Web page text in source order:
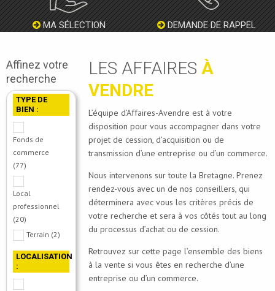
MA SÉLECTION DEMANDE DE RAPPEL
LES AFFAIRESÀ
VENDRE
L’équipe d’Affaires-Avendre est à votre
disposition pour vous accompagner dans votre
projet de cession, d’acquisition ou de
transmission d’une entreprise ou d’un commerce.
Nous intervenons sur toute la Bretagne. Prenez
rendez-vous avec un de nos conseillers, qui
déterminera avec vous les critères précis de
votre recherche et sera à vos côtés tout au long
du processus d’achat ou de cession.
Retrouvez sur cette page l’ensemble des biens
à la vente si vous êtes en recherche d’une
entreprise ou d’un commerce.
Affinez votre
recherche
TYPE DE
BIEN :
Fonds de
commerce
(77)
Local
professionnel
(20)
Terrain (2)
LOCALISATION
: